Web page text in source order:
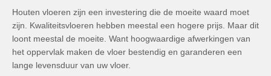
Houten vloeren zijn een investering die de moeite waard moet
zijn. Kwaliteitsvloeren hebben meestal een hogere prijs. Maar dit
loont meestal de moeite. Want hoogwaardige afwerkingen van
het oppervlak maken de vloer bestendig en garanderen een
lange levensduur van uw vloer.